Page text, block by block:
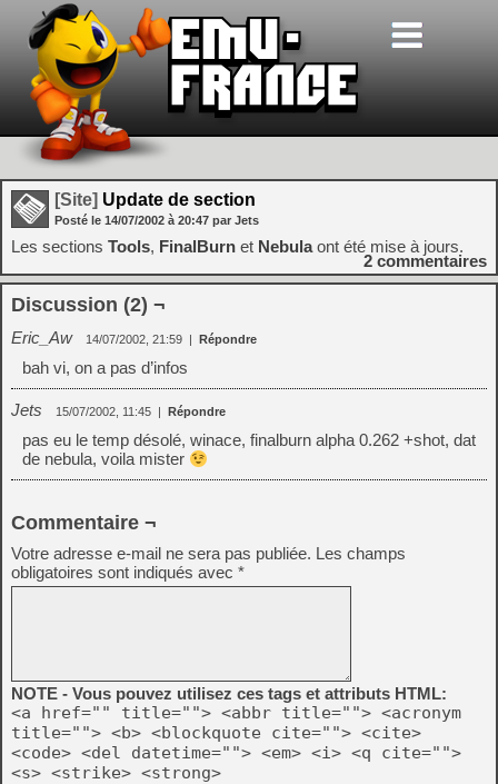
[Site] Update de section
Posté le 14/07/2002 à 20:47 par Jets
Les sections Tools, FinalBurn et Nebulaont été mise à jours.
2 commentaires
Discussion (2) ¬
Eric_Aw 14/07/2002, 21:59 | Répondre
bah vi, on a pas d’infos
Jets 15/07/2002, 11:45 | Répondre
pas eu le temp désolé, winace, finalburn alpha 0.262 +shot, dat
de nebula, voila mister
Commentaire ¬
Votre adresse e-mail ne sera pas publiée. Les champs
obligatoires sont indiqués avec *
NOTE - Vous pouvez utilisez ces tags et attributs HTML:
<a href="" title=""> <abbr title=""> <acronym
title=""> <b> <blockquote cite=""> <cite>
<code> <del datetime=""> <em> <i> <q cite="">
<s> <strike> <strong>